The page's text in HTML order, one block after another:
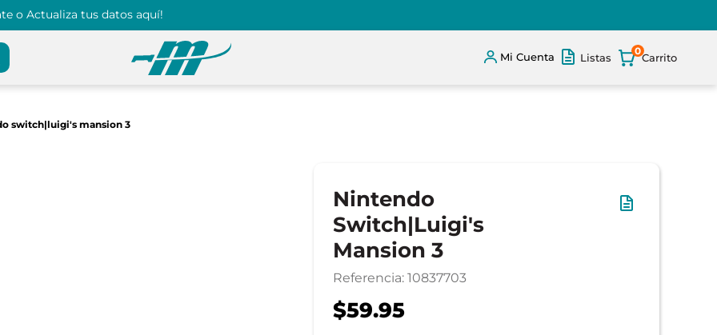
o Actualiza tus datos aquí!
Mi Cuenta Listas
0
switch|luigi's mansion 3
Nintendo
Switch|Luigi's
Mansion 3
Referencia: 10837703
$59.95